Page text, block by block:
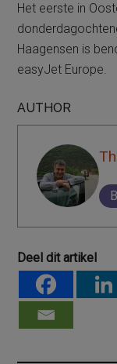
Het eerste in
Haagensen is
easyJet Europe.
AUTHOR
Deel dit artikel